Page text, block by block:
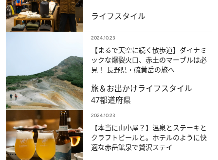
ライフスタイル
2024.10.23
【まるで天空に続く散歩道】ダイナミ
ックな爆裂火口、赤土のマーブルは必
見！ 長野県・硫黄岳の旅へ
旅＆お出かけライフスタイル
47都道府県
2024.10.23
【本当に山小屋？】温泉とステーキと
クラフトビールと。ホテルのように快
適な赤岳鉱泉で贅沢ステイ